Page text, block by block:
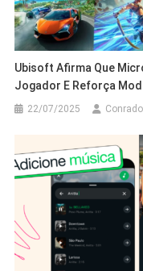
Ubisoft Afirma Que
Jogador E Reforça
22/07/2025